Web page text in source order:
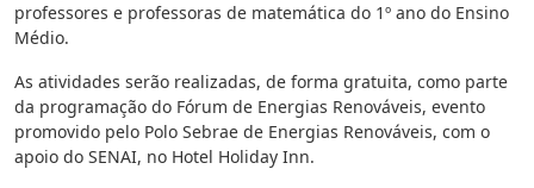
professores e professoras de matemática do 1º ano do Ensino
Médio.
As atividades serão realizadas, de forma gratuita, como parte
da programação do Fórum de Energias Renováveis, evento
promovido pelo Polo Sebrae de Energias Renováveis, com o
apoio do SENAI, no Hotel Holiday Inn.